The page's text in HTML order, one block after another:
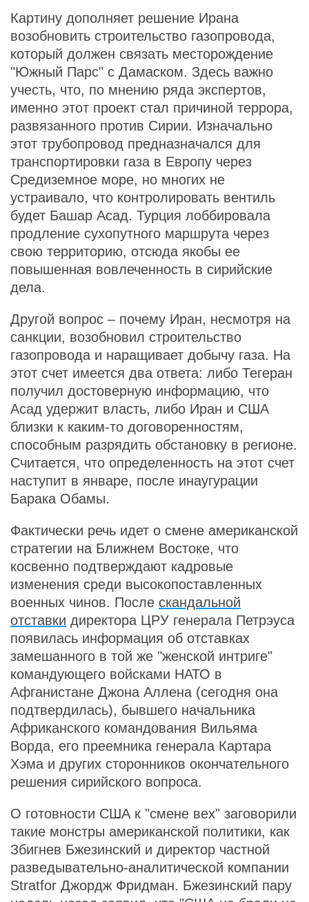
Картину дополняет решение Ирана
возобновить строительство газопровода,
который должен связать месторождение
"Южный Парс" с Дамаском. Здесь важно
учесть, что, по мнению ряда экспертов,
именно этот проект стал причиной террора,
развязанного против Сирии. Изначально
этот трубопровод предназначался для
транспортировки газа в Европу через
Средиземное море, но многих не
устраивало, что контролировать вентиль
будет Башар Асад. Турция лоббировала
продление сухопутного маршрута через
свою территорию, отсюда якобы ее
повышенная вовлеченность в сирийские
дела.
Другой вопрос – почему Иран, несмотря на
санкции, возобновил строительство
газопровода и наращивает добычу газа. На
этот счет имеется два ответа: либо Тегеран
получил достоверную информацию, что
Асад удержит власть, либо Иран и США
близки к каким-то договоренностям,
способным разрядить обстановку в регионе.
Считается, что определенность на этот счет
наступит в январе, после инаугурации
Барака Обамы.
Фактически речь идет о смене американской
стратегии на Ближнем Востоке, что
косвенно подтверждают кадровые
изменения среди высокопоставленных
военных чинов. После скандальной
отставки директора ЦРУ генерала Петрэуса
появилась информация об отставках
замешанного в той же "женской интриге"
командующего войсками НАТО в
Афганистане Джона Аллена (сегодня она
подтвердилась), бывшего начальника
Африканского командования Вильяма
Ворда, его преемника генерала Картара
Хэма и других сторонников окончательного
решения сирийского вопроса.
О готовности США к "смене вех" заговорили
такие монстры американской политики, как
Збигнев Бжезинский и директор частной
разведывательно-аналитической компании
Stratfor Джордж Фридман. Бжезинский пару